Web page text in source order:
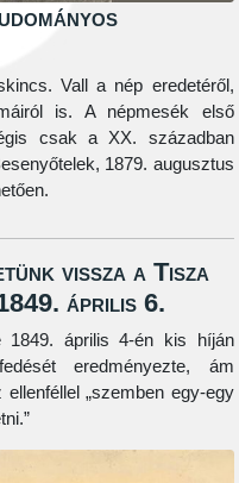
Vall a nép eredetéről,
is. A népmesék első
csak a XX. században
1879. augusztus
vissza a Tisza
április 6.
1849. április 4-én kis híján
eredményezte, ám
„szemben egy-egy